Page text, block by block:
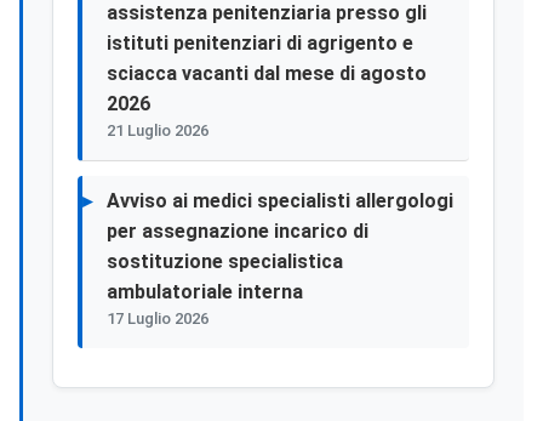
assistenza penitenziaria presso gli
istituti penitenziari di agrigento e
sciacca vacanti dal mese di agosto
2026
21 Luglio 2026
Avviso ai medici specialisti allergologi
per assegnazione incarico di
sostituzione specialistica
ambulatoriale interna
17 Luglio 2026